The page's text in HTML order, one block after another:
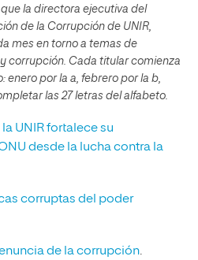
la directora ejecutiva del
de la Corrupción de UNIR,
mes en torno a temas de
corrupción. Cada titular comienza
enero por la a, febrero por la b,
las 27 letras del alfabeto.
UNIR fortalece su
desde la lucha contra la
corruptas del poder
de la corrupción.